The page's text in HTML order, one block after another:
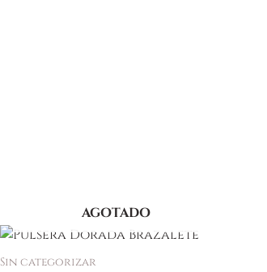
AGOTADO
Sin categorizar